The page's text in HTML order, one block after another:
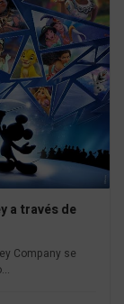
a través de
Company se